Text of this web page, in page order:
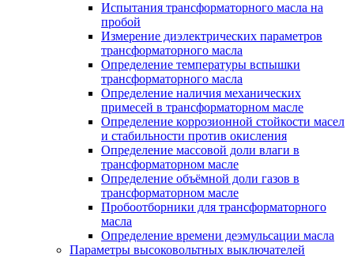
Испытания трансформаторного масла на
пробой
Измерение диэлектрических параметров
трансформаторного масла
Определение температуры вспышки
трансформаторного масла
Определение наличия механических
примесей в трансформаторном масле
Определение коррозионной стойкости масел
и стабильности против окисления
Определение массовой доли влаги в
трансформаторном масле
Определение объёмной доли газов в
трансформаторном масле
Пробоотборники для трансформаторного
масла
Определение времени деэмульсации масла
Параметры высоковольтных выключателей